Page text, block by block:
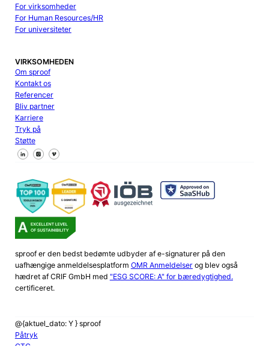
For virksomheder
For Human Resources/HR
For universiteter
VIRKSOMHEDEN
Om sproof
Kontakt os
Referencer
Bliv partner
Karriere
Tryk på
Støtte
Følg os på Facebook
Følg os på X
Følg os på LinkedIn
sproof er den bedst bedømte udbyder af e-signaturer på den
uafhængige anmeldelsesplatform OMR Anmeldelserog blev også
hædret af CRIF GmbH med "ESG SCORE: A" for bæredygtighed.
certificeret.
@{aktuel_dato: Y } sproof
Påtryk